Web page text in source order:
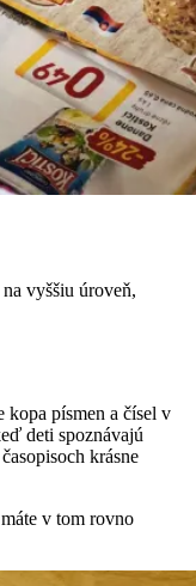
vyššiu úroveň,
kopa písmen a čísel v
deti spoznávajú
krásne
v tom rovno